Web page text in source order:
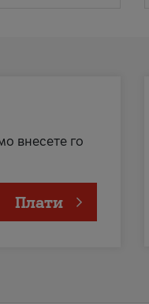
внесете го
Плати